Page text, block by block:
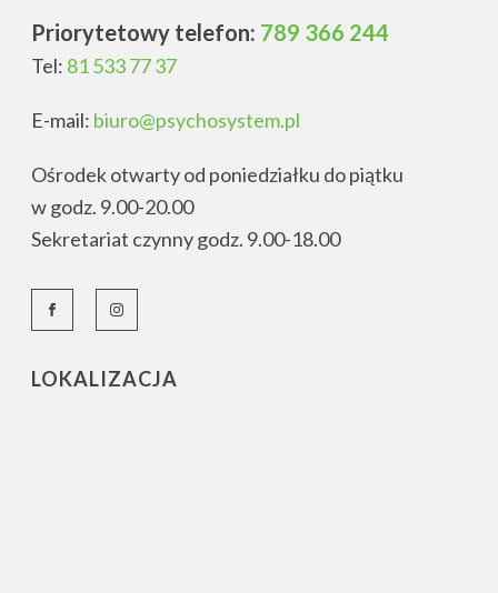
Priorytetowy telefon: 789 366 244
Tel: 81 533 77 37
E-mail: biuro@psychosystem.pl
Ośrodek otwarty od poniedziałku do piątku
w godz. 9.00-20.00
Sekretariat czynny godz. 9.00-18.00
LOKALIZACJA